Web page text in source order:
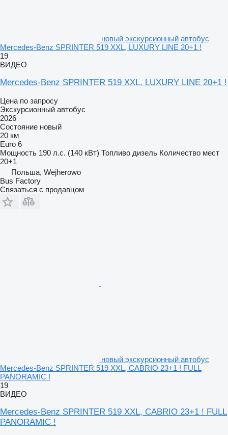
новый экскурсионный автобус
Mercedes-Benz SPRINTER 519 XXL, LUXURY LINE 20+1 !
19
ВИДЕО
Mercedes-Benz SPRINTER 519 XXL, LUXURY LINE 20+1 !
Цена по запросу
Экскурсионный автобус
2026
Состояние новый
20 км
Euro 6
Мощность 190 л.с. (140 кВт) Топливо дизель Количество мест
20+1
Польша, Wejherowo
Bus Factory
Связаться с продавцом
новый экскурсионный автобус
Mercedes-Benz SPRINTER 519 XXL, CABRIO 23+1 ! FULL
PANORAMIC !
19
ВИДЕО
Mercedes-Benz SPRINTER 519 XXL, CABRIO 23+1 ! FULL
PANORAMIC !